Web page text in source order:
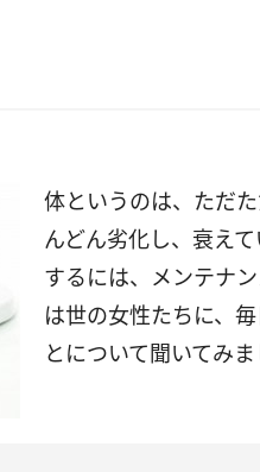
体というのは、ただ
んどん劣化し、衰え
するには、メンテナ
は世の女性たちに、
とについて聞いてみま